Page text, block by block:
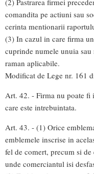
comandita pe actiuni sau
cerinta mentionarii
(3) In cazul in care firma
cuprinde numele unuia
raman aplicabile.
Modificat de Lege nr. 161
Art. 42. - Firma nu poate fi
care este intrebuintata.
Art. 43. - (1) Orice
emblemele inscrise in
fel de comert, precum si
unde comerciantul isi